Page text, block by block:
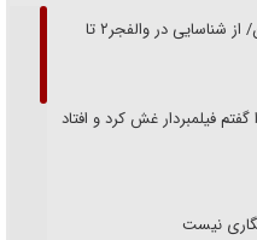
از گمنام‌ترین فرماندهان شهید جنگ رمضان/ از شناسایی در والفجر۲ تا
فیلمبردار غش کرد و افتاد
نیست